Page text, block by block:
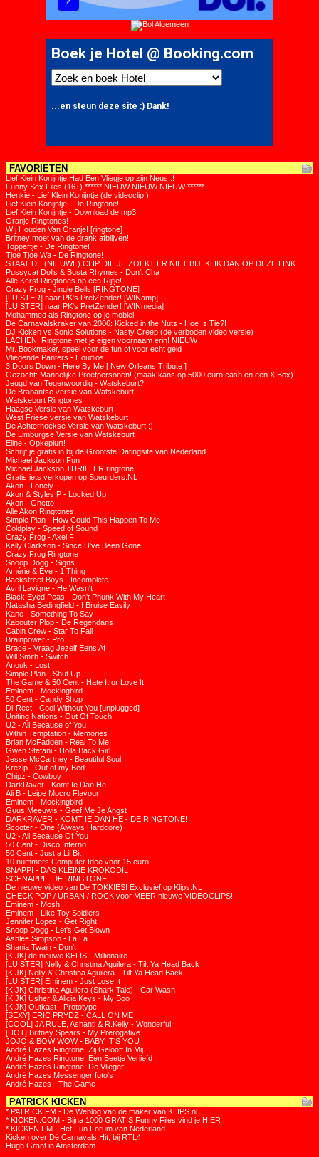
FAVORIETEN
Lief Klein Konijntje Had Een Vliegje op zijn Neus..!
Funny Sex Files (16+) ****** NIEUW NIEUW NIEUW ******
Henkie - Lief Klein Konijntje (de videoclip!)
Lief Klein Konijntje - De Ringtone!
Lief Klein Konijntje - Download de mp3
Oranje Ringtones!
WIj Houden Van Oranje! [ringtone]
Britney moet van de drank afblijven!
Toppertje - De Ringtone!
Tjoe Tjoe Wa - De Ringtone!
STAAT DE (NIEUWE) CLIP DIE JE ZOEKT ER NIET BIJ, KLIK DAN OP DEZE LINK
Pussycat Dolls & Busta Rhymes - Don't Cha
Alle Kerst Ringtones op een Rijtje!
Crazy Frog - Jingle Bells [RINGTONE]
[LUISTER] naar PK's PretZender! [WINamp]
[LUISTER] naar PK's PretZender! [WINmedia]
Mohammed als Ringtone op je mobiel
Dé Carnavalskraker van 2006: Kicked in the Nuts - Hoe Is Tie?!
DJ Kicken vs Sonic Solutions - Nasty Creep (de verboden video versie)
LACHEN! Ringtone met je eigen voornaam erin! NIEUW
Mr. Bookmaker, speel voor de fun of voor echt geld
Vliegende Panters - Houdios
3 Doors Down - Here By Me [ New Orleans Tribute ]
Gezocht: Mannelijke Proefpersonen! (maak kans op 5000 euro cash en een X Box)
Jeugd van Tegenwoordig - Watskeburt?!
De Brabantse versie van Watskeburt
Watskeburt Ringtones
Haagse Versie van Watskeburt
West Friese versie van Watskeburt
De Achterhoekse Versie van Watskeburt :)
De Limburgse Versie van Watskeburt
Eline - Opkeplurt!
Schrijf je gratis in bij de Grootste Datingsite van Nederland
Michael Jackson Fun
Michael Jackson THRILLER ringtone
Gratis iets verkopen op Speurders.NL
Akon - Lonely
Akon & Styles P - Locked Up
Akon - Ghetto
Alle Akon Ringtones!
Simple Plan - How Could This Happen To Me
Coldplay - Speed of Sound
Crazy Frog - Axel F
Kelly Clarkson - Since U've Been Gone
Crazy Frog Ringtone
Snoop Dogg - Signs
Amérie & Eve - 1 Thing
Backstreet Boys - Incomplete
Avril Lavigne - He Wasn't
Black Eyed Peas - Don't Phunk With My Heart
Natasha Bedingfield - I Bruise Easily
Kane - Something To Say
Kabouter Plop - De Regendans
Cabin Crew - Star To Fall
Brainpower - Pro
Brace - Vraag Jezelf Eens Af
Will Smith - Switch
Anouk - Lost
Simple Plan - Shut Up
The Game & 50 Cent - Hate It or Love It
Eminem - Mockingbird
50 Cent - Candy Shop
Di-Rect - Cool Without You [unplugged]
Uniting Nations - Out Of Touch
U2 - All Because of You
Within Temptation - Memories
Brian McFadden - Real To Me
Gwen Stefani - Holla Back Girl
Jesse McCartney - Beautiful Soul
Krezip - Out of my Bed
Chipz - Cowboy
DarkRaver - Komt Ie Dan He
Ali B - Leipe Mocro Flavour
Eminem - Mockingbird
Guus Meeuwis - Geef Me Je Angst
DARKRAVER - KOMT IE DAN HE - DE RINGTONE!
Scooter - One (Always Hardcore)
U2 - All Because Of You
50 Cent - Disco Inferno
50 Cent - Just a Lil Bit
10 nummers Computer Idee voor 15 euro!
SNAPPI - DAS KLEINE KROKODIL
SCHNAPPI - DE RINGTONE!
De nieuwe video van De TOKKIES! Exclusief op Klips.NL
CHECK POP / URBAN / ROCK voor MEER nieuwe VIDEOCLIPS!
Eminem - Mosh
Eminem - Like Toy Soldiers
Jennifer Lopez - Get Right
Snoop Dogg - Let's Get Blown
Ashlee Simpson - La La
Shania Twain - Don't
[KIJK] de nieuwe KELIS - Millionaire
[LUISTER] Nelly & Christina Aguilera - Tilt Ya Head Back
[KIJK] Nelly & Christina Aguilera - Tilt Ya Head Back
[LUISTER] Eminem - Just Lose It
[KIJK] Christina Aguilera (Shark Tale) - Car Wash
[KIJK] Usher & Alicia Keys - My Boo
[KIJK] Outkast - Prototype
[SEXY] ERIC PRYDZ - CALL ON ME
[COOL] JA RULE, Ashanti & R.Kelly - Wonderful
[HOT] Britney Spears - My Prerogative
JOJO & BOW WOW - BABY IT'S YOU
André Hazes Ringtone: Zij Gelooft In Mij
André Hazes Ringtone: Een Beetje Verliefd
André Hazes Ringtone: De Vlieger
André Hazes Messenger foto's
André Hazes - The Game
PATRICK KICKEN
* PATRICK.FM - De Weblog van de maker van KLIPS.nl
* KICKEN.COM - Bijna 1000 GRATIS Funny Files vind je HIER
* KICKEN.FM - Het Fun Forum van Nederland
Kicken over Dé Carnavals Hit, bij RTL4!
Hugh Grant in Amsterdam